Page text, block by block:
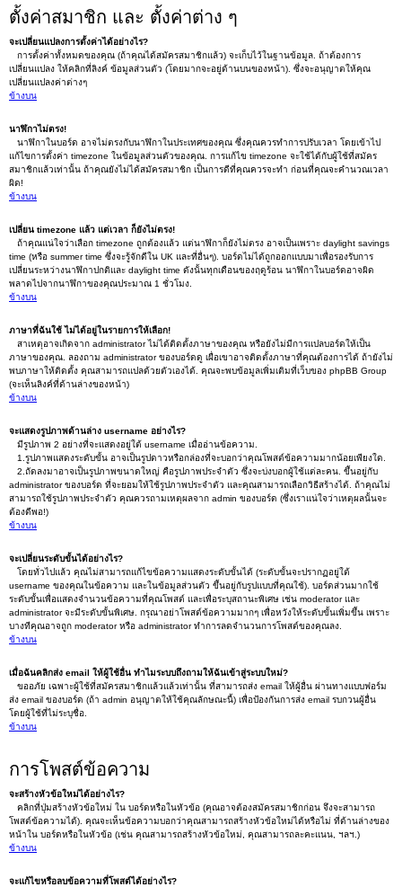
ตั้งค่าสมาชิก และ ตั้งค่าต่าง ๆ
จะเปลี่ยนแปลงการตั้งค่าได้อย่างไร?
การตั้งค่าทั้งหมดของคุณ (ถ้าคุณได้สมัครสมาชิกแล้ว) จะเก็บไว้ในฐานข้อมูล. ถ้าต้องการ
เปลี่ยนแปลง ให้คลิกที่ลิงค์ ข้อมูลส่วนตัว (โดยมากจะอยู่ด้านบนของหน้า). ซึ่งจะอนุญาตให้คุณ
เปลี่ยนแปลงค่าต่างๆ
ข้างบน
นาฬิกาไม่ตรง!
นาฬิกาในบอร์ด อาจไม่ตรงกับนาฬิกาในประเทศของคุณ ซึ่งคุณควรทำการปรับเวลา โดยเข้าไป
แก้ไขการตั้งค่า timezone ในข้อมูลส่วนตัวของคุณ. การแก้ไข timezone จะใช้ได้กับผู้ใช้ที่สมัคร
สมาชิกแล้วเท่านั้น ถ้าคุณยังไม่ได้สมัครสมาชิก เป็นการดีที่คุณควรจะทำ ก่อนที่คุณจะคำนวณเวลา
ผิด!
ข้างบน
เปลี่ยน timezone แล้ว แต่เวลา ก็ยังไม่ตรง!
ถ้าคุณแน่ใจว่าเลือก timezone ถูกต้องแล้ว แต่นาฬิกาก็ยังไม่ตรง อาจเป็นเพราะ daylight savings
time (หรือ summer time ซึ่งจะรู้จักดีใน UK และที่อื่นๆ). บอร์ดไม่ได้ถูกออกแบบมาเพื่อรองรับการ
เปลี่ยนระหว่างนาฬิกาปกติและ daylight time ดังนั้นทุกเดือนของฤดูร้อน นาฬิกาในบอร์ดอาจผิด
พลาดไปจากนาฬิกาของคุณประมาณ 1 ชั่วโมง.
ข้างบน
ภาษาที่ฉันใช้ ไม่ได้อยู่ในรายการให้เลือก!
สาเหตุอาจเกิดจาก administrator ไม่ได้ติดตั้งภาษาของคุณ หรือยังไม่มีการแปลบอร์ดให้เป็น
ภาษาของคุณ. ลองถาม administrator ของบอร์ดดู เผื่อเขาอาจติดตั้งภาษาที่คุณต้องการได้ ถ้ายังไม่
พบภาษาให้ติดตั้ง คุณสามารถแปลด้วยตัวเองได้. คุณจะพบข้อมูลเพิ่มเติมที่เว็บของ phpBB Group
(จะเห็นลิงค์ที่ด้านล่างของหน้า)
ข้างบน
จะแสดงรูปภาพด้านล่าง username อย่างไร?
มีรูปภาพ 2 อย่างที่จะแสดงอยู่ใต้ username เมื่ออ่านข้อความ.
1.รูปภาพแสดงระดับขั้น อาจเป็นรูปดาวหรือกล่องที่จะบอกว่าคุณโพสต์ข้อความมากน้อยเพียงใด.
2.ถัดลงมาอาจเป็นรูปภาพขนาดใหญ่ คือรูปภาพประจำตัว ซึ่งจะบ่งบอกผู้ใช้แต่ละคน. ขึ้นอยู่กับ
administrator ของบอร์ด ที่จะยอมให้ใช้รูปภาพประจำตัว และคุณสามารถเลือกวิธีสร้างได้. ถ้าคุณไม่
สามารถใช้รูปภาพประจำตัว คุณควรถามเหตุผลจาก admin ของบอร์ด (ซึ่งเราแน่ใจว่าเหตุผลนั้นจะ
ต้องดีพอ!)
ข้างบน
จะเปลี่ยนระดับขั้นได้อย่างไร?
โดยทั่วไปแล้ว คุณไม่สามารถแก้ไขข้อความแสดงระดับขั้นได้ (ระดับขั้นจะปรากฏอยู่ใต้
username ของคุณในข้อความ และในข้อมูลส่วนตัว ขึ้นอยู่กับรูปแบบที่คุณใช้). บอร์ดส่วนมากใช้
ระดับขั้นเพื่อแสดงจำนวนข้อความที่คุณโพสต์ และเพื่อระบุสถานะพิเศษ เช่น moderator และ
administrator จะมีระดับขั้นพิเศษ. กรุณาอย่าโพสต์ข้อความมากๆ เพื่อหวังให้ระดับขั้นเพิ่มขึ้น เพราะ
บางทีคุณอาจถูก moderator หรือ administrator ทำการลดจำนวนการโพสต์ของคุณลง.
ข้างบน
เมื่อฉันคลิกส่ง email ให้ผู้ใช้อื่น ทำไมระบบถึงถามให้ฉันเข้าสู่ระบบใหม่?
ขออภัย เฉพาะผู้ใช้ที่สมัครสมาชิกแล้วแล้วเท่านั้น ที่สามารถส่ง email ให้ผู้อื่น ผ่านทางแบบฟอร์ม
ส่ง email ของบอร์ด (ถ้า admin อนุญาตให้ใช้คุณลักษณะนี้) เพื่อป้องกันการส่ง email รบกวนผู้อื่น
โดยผู้ใช้ที่ไม่ระบุชื่อ.
ข้างบน
การโพสต์ข้อความ
จะสร้างหัวข้อใหม่ได้อย่างไร?
คลิกที่ปุ่มสร้างหัวข้อใหม่ ใน บอร์ดหรือในหัวข้อ (คุณอาจต้องสมัครสมาชิกก่อน จึงจะสามารถ
โพสต์ข้อความได้). คุณจะเห็นข้อความบอกว่าคุณสามารถสร้างหัวข้อใหม่ได้หรือไม่ ที่ด้านล่างของ
หน้าใน บอร์ดหรือในหัวข้อ (เช่น คุณสามารถสร้างหัวข้อใหม่, คุณสามารถละคะแนน, ฯลฯ.)
ข้างบน
จะแก้ไขหรือลบข้อความที่โพสต์ได้อย่างไร?